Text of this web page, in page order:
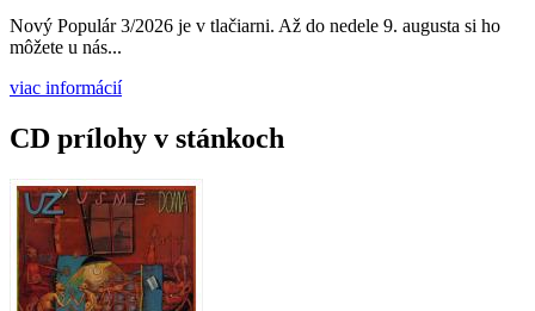
Nový Populár 3/2026 je v tlačiarni. Až do nedele 9. augusta si ho
môžete u nás...
viac informácií
CD prílohy v stánkoch